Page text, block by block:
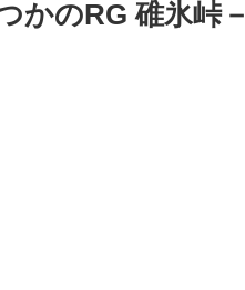
のRG 碓氷峠－